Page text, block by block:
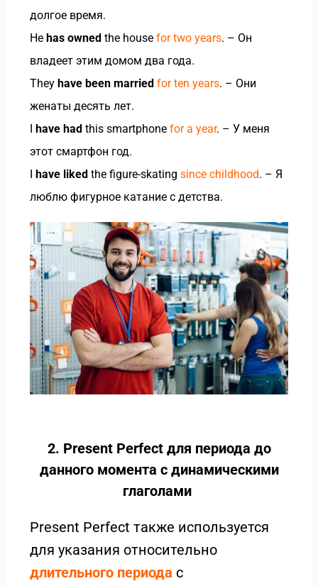
долгое время.
He has owned the house for two years. – Он
владеет этим домом два года.
They have been married for ten years. – Они
женаты десять лет.
I have had this smartphone for a year. – У меня
этот смартфон год.
I have liked the figure-skating since childhood. – Я
люблю фигурное катание с детства.
2. Present Perfect для периода до
данного момента с динамическими
глаголами
Present Perfect также используется
для указания относительно
длительного периода с